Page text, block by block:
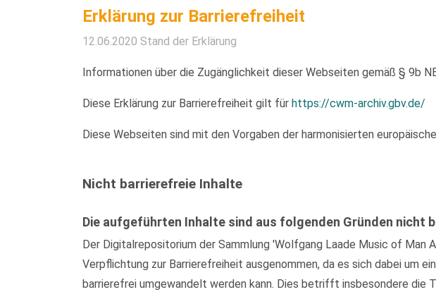
Erklärung zur Barrierefreiheit
12.06.2020 Stand der Erklärung
Informationen über die Zugänglichkeit dieser Webseiten gemäß § 9b
Diese Erklärung zur Barrierefreiheit gilt für https://cwm-archiv.gbv.de/
Diese Webseiten sind mit den Vorgaben der harmonisierten
Nicht barrierefreie Inhalte
Die aufgeführten Inhalte sind aus folgenden Gründen nicht
Der Digitalrepositorium der Sammlung 'Wolfgang Laade Music of
Verpflichtung zur Barrierefreiheit ausgenommen, da es sich dabei um
barrierefrei umgewandelt werden kann. Dies betrifft insbesondere